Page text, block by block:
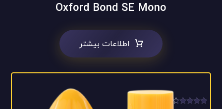
Oxford Bond SE Mono
اطلاعات بیشتر